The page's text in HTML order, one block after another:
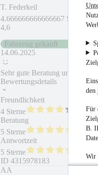
den
Für
B.
Wir
T. Federkeil
4.666666666666667 Sterne
4,6
Fahrzeug gekauft
14.06.2025
Sehr gute Beratung und
Bewertungsdetails
Freundlichkeit
4 Sterne
Beratung
5 Sterne
Antwortzeit
5 Sterne
ID 4315978183
AA